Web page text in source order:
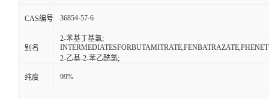
CAS编号 36854-57-6
别名
2-苯基丁基氯;
2-乙基-2-苯乙酰氯;
纯度 99%